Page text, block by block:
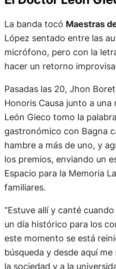
La banda tocó Maestras
López sentado entre las
micrófono, pero con la
Pasadas las 20, Jhon
Honoris Causa junto a una
León Gieco tomo la
gastronómico con Bagna
hambre a más de uno, y
los premios, enviando un
Espacio para la Memoria
“Estuve allí y canté
un día histórico para los
este momento se está
búsqueda y desde aquí me